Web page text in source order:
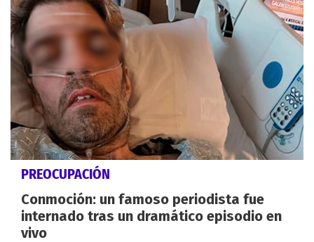
PREOCUPACIÓN
Conmoción: un famoso periodista fue
internado tras un dramático episodio en
vivo